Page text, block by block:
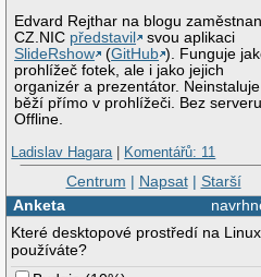
Edvard Rejthar na blogu
CZ.NIC představil
svou aplikaci
SlideRshow
(GitHub ). Funguje
prohlížeč fotek, ale i jako jejich
organizér a prezentátor.
běží přímo v prohlížeči. Bez
Offline.
Ladislav Hagara| Komentářů: 11
Centrum | Napsat| Starší
Anketa
Které desktopové prostředí na
používáte?